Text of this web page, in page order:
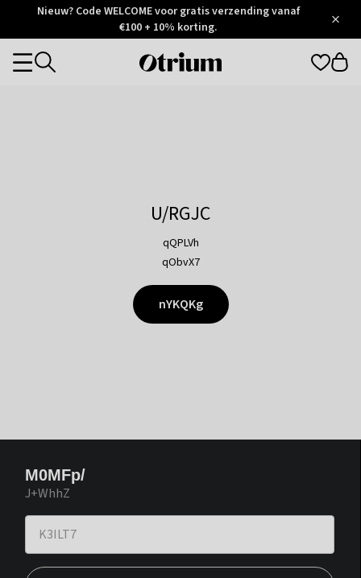
Otrium
Trustpilot
Nieuw? Code WELCOME voor gratis verzending vanaf
€100 + 10% korting.
Otrium
Categories
U/RGJC
qQPLVh
qObvX7
nYKQKg
M0MFp/
J+WhhZ